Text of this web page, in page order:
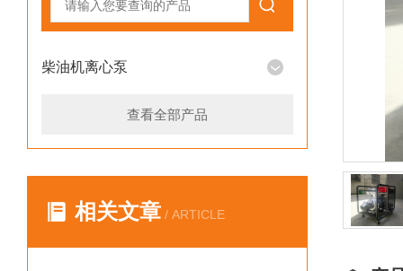
柴油机离心泵
查看全部产品
相关文章 / ARTICLE